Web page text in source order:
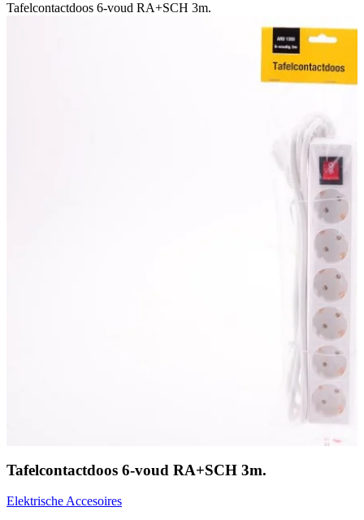
Tafelcontactdoos 6-voud RA+SCH 3m.
Tafelcontactdoos 6-voud RA+SCH 3m.
Elektrische Accesoires